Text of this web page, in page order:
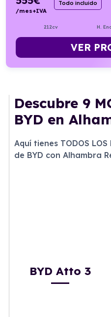
/mes+IVA
Todo incluido
212cv H.
VER
Descubre 9
BYD en
Aquí tienes TODOS
de BYD con Alhambra
BYD Atto 3